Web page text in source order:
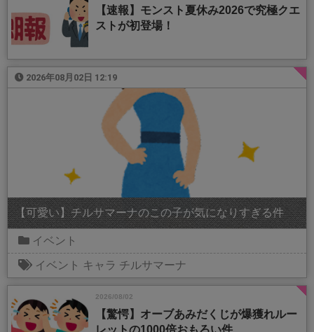
【速報】モンスト夏休み2026で究極クエ
ストが初登場！
2026年08月02日 12:19
【可愛い】チルサマーナのこの子が気になりすぎる件
イベント
イベント キャラ チルサマーナ
2026/08/02
【驚愕】オーブあみだくじが爆獲れルー
レットの1000倍おもろい件